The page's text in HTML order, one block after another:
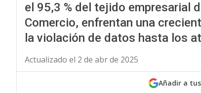
el 95,3 % del tejido empresarial
Comercio, enfrentan una
la violación de datos hasta los
Actualizado el 2 de abr de 2025
Añadir a